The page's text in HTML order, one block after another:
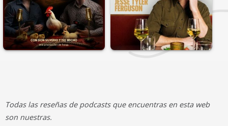
Todas las reseñas de podcasts que encuentras en esta web
son nuestras.